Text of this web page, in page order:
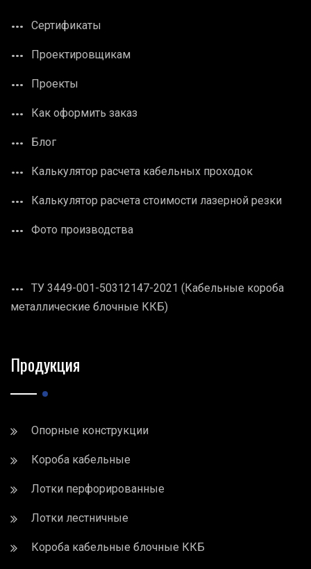
Сертификаты
Проектировщикам
Проекты
Как оформить заказ
Блог
Калькулятор расчета кабельных проходок
Калькулятор расчета стоимости лазерной резки
Фото производства
ТУ 3449-001-50312147-2021 (Кабельные короба
металлические блочные ККБ)
Продукция
Опорные конструкции
Короба кабельные
Лотки перфорированные
Лотки лестничные
Короба кабельные блочные ККБ